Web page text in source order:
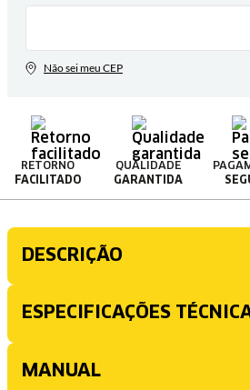
RETORNO
FACILITADO
QUALIDADE
GARANTIDA
DESCRIÇÃO
ESPECIFICAÇÕES
MANUAL